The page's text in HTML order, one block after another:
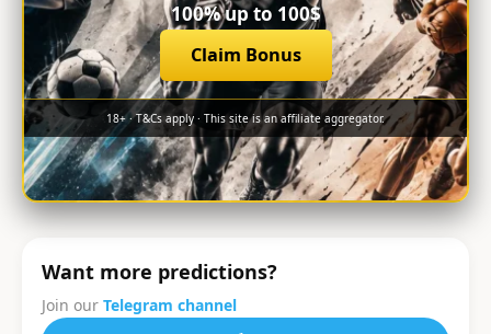
100% up to 100$
Claim Bonus
18+ · T&Cs apply · This site is an affiliate aggregator.
Want more predictions?
Join our Telegram channel